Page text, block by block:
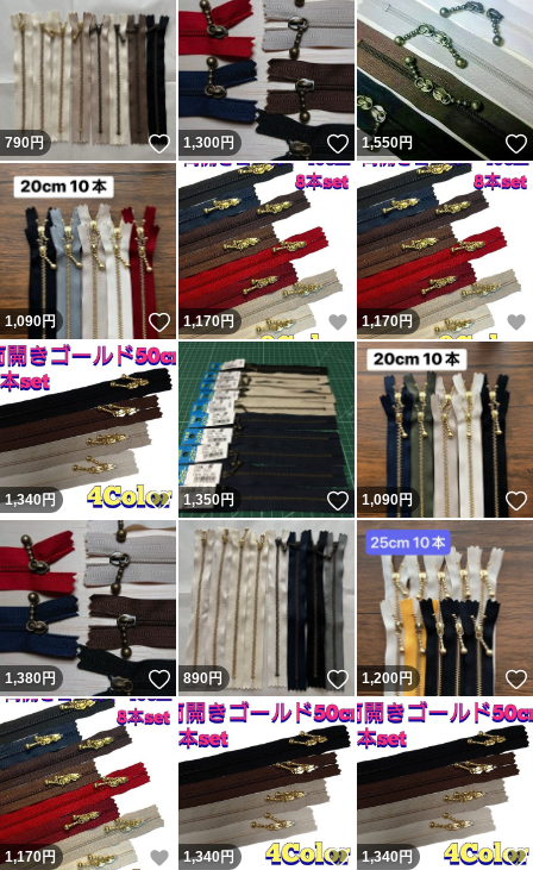
790 円 いいね！
1,300円 いいね！
1,550円
1,090円 いいね！
1,170円 いいね！
1,170円
1,340円 いいね！
1,350円 いいね！
1,090円
1,380円 いいね！
890円 いいね！
1,200円
1,170円 いいね！
1,340円 いいね！
1,340円